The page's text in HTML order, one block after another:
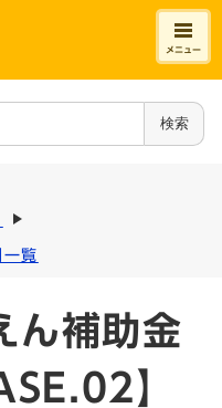
メニュー
検索
覧
ん補助金
】